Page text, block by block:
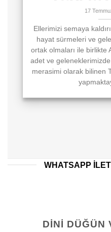
17
Ellerimizi semaya
hayat sürmeleri ve
ortak olmaları ile birlikte
adet ve
merasimi olarak bilinen
WHATSAPP
DINI DÜĞÜN